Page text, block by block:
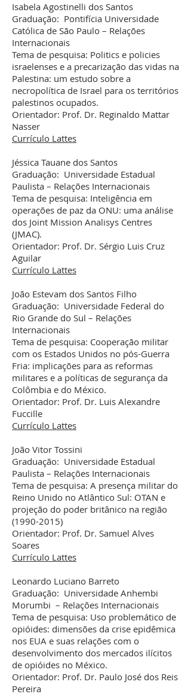
Isabela Agostinelli dos Santos
Graduação: Pontifícia Universidade
Católica de São Paulo – Relações
Internacionais
Tema de pesquisa: Politics e policies
israelenses e a precarização das vidas na
Palestina: um estudo sobre a
necropolítica de Israel para os territórios
palestinos ocupados.
Orientador: Prof. Dr. Reginaldo Mattar
Nasser
Currículo Lattes
Jéssica Tauane dos Santos
Graduação: Universidade Estadual
Paulista – Relações Internacionais
Tema de pesquisa: Inteligência em
operações de paz da ONU: uma análise
dos Joint Mission Analisys Centres
(JMAC).
Orientador: Prof. Dr. Sérgio Luis Cruz
Aguilar
Currículo Lattes
João Estevam dos Santos Filho
Graduação: Universidade Federal do
Rio Grande do Sul – Relações
Internacionais
Tema de pesquisa: Cooperação militar
com os Estados Unidos no pós-Guerra
Fria: implicações para as reformas
militares e a políticas de segurança da
Colômbia e do México.
Orientador: Prof. Dr. Luis Alexandre
Fuccille
Currículo Lattes
João Vitor Tossini
Graduação: Universidade Estadual
Paulista – Relações Internacionais
Tema de pesquisa: A presença militar do
Reino Unido no Atlântico Sul: OTAN e
projeção do poder britânico na região
(1990-2015)
Orientador: Prof. Dr. Samuel Alves
Soares
Currículo Lattes
Leonardo Luciano Barreto
Graduação: Universidade Anhembi
Morumbi – Relações Internacionais
Tema de pesquisa: Uso problemático de
opióides: dimensões da crise epidêmica
nos EUA e suas relações com o
desenvolvimento dos mercados ilícitos
de opióides no México.
Orientador: Prof. Dr. Paulo José dos Reis
Pereira